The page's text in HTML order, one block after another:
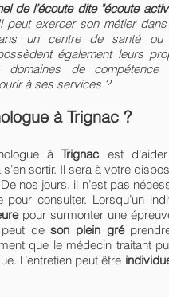
de l’écoute dite "écoute
peut exercer son métier
un centre de santé ou
également leurs
de compétence
à ses services ?
à Trignac ?
àTrignac est
sortir. Il sera à votre
nos jours, il n’est pas
consulter. Lorsqu’un
pour surmonter une
peut deson plein gré
que le médecin traitant
L’entretien peut être